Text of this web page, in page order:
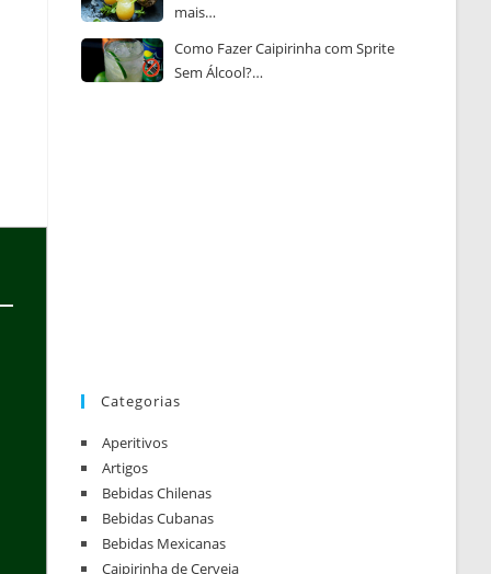
mais…
Como Fazer Caipirinha com Sprite
Sem Álcool?…
Categorias
Aperitivos
Artigos
Bebidas Chilenas
Bebidas Cubanas
Bebidas Mexicanas
Caipirinha de Cerveja